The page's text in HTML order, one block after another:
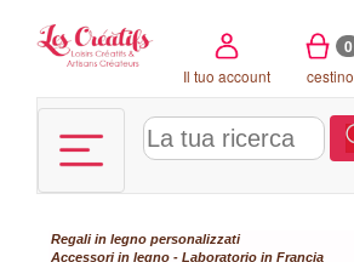
Il tuo account
0
cestino
Regali in legno personalizzati
Accessori in legno - Laboratorio in Francia